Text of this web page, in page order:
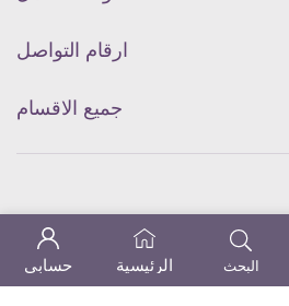
ارقام التواصل
جميع الاقسام
حسابي الرئيسية البحث